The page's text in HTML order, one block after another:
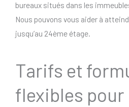
bureaux situés dans les
Nous pouvons vous aider à
jusqu’au 24ème étage.
Tarifs et
flexibles pour